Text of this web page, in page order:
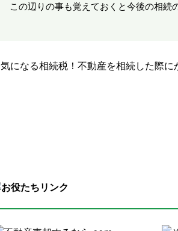
この辺りの事も覚えておくと今後の相続
気になる相続税！不動産を相続した際に